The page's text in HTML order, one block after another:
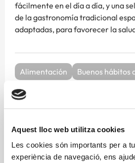
Aquest lloc web utilitza cookies
Les cookies són importants per a
experiència de navegació, ens
fácilmente en el día a día, y una
de la gastronomía tradicional
adaptadas, para favorecer la
Alimentación
Buenos hábitos
Dieta mediterrània
recetas
Descargar